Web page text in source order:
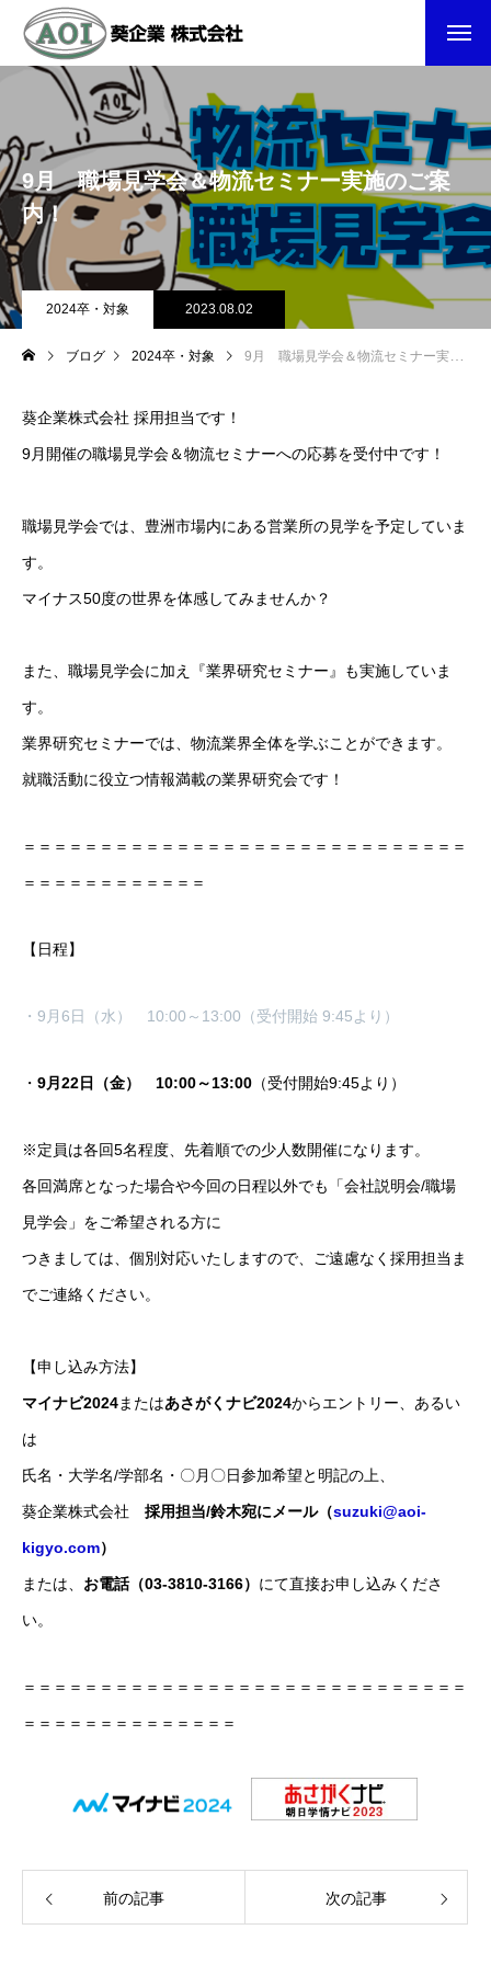
9月 職場見学会＆物流セミナー実施のご案
内！
2024卒・対象 2023.08.02
ブログ 2024卒・対象 9月 職場見学会＆物流セミナー実施のご案内！
葵企業株式会社 採用担当です！
9月開催の職場見学会＆物流セミナーへの応募を受付中です！
職場見学会では、豊洲市場内にある営業所の見学を予定していま
す。
マイナス50度の世界を体感してみませんか？
また、職場見学会に加え『業界研究セミナー』も実施していま
す。
業界研究セミナーでは、物流業界全体を学ぶことができます。
就職活動に役立つ情報満載の業界研究会です！
＝＝＝＝＝＝＝＝＝＝＝＝＝＝＝＝＝＝＝＝＝＝＝＝＝＝＝＝＝
＝＝＝＝＝＝＝＝＝＝＝＝
【日程】
・9月6日（水） 10:00～13:00（受付開始 9:45より）
・ 9月22日（金） 10:00～13:00 （受付開始9:45より）
※定員は各回5名程度、先着順での少人数開催になります。
各回満席となった場合や今回の日程以外でも「会社説明会/職場
見学会」をご希望される方に
つきましては、個別対応いたしますので、ご遠慮なく採用担当ま
でご連絡ください。
【申し込み方法】
マイナビ2024またはあさがくナビ2024からエントリー、あるい
は
氏名・大学名/学部名・〇月〇日参加希望と明記の上、
葵企業株式会社 採用担当/鈴木宛にメール（suzuki@aoi-
kigyo.com）
または、 お電話（03-3810-3166） にて直接お申し込みくださ
い。
＝＝＝＝＝＝＝＝＝＝＝＝＝＝＝＝＝＝＝＝＝＝＝＝＝＝＝＝＝
＝＝＝＝＝＝＝＝＝＝＝＝＝＝
前の記事 次の記事